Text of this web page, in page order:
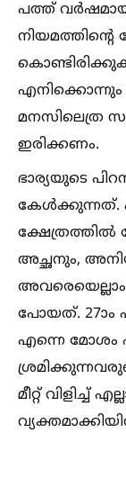
പത്ത്
നിയമത്തിന്റെ
മനസിലെത്ര
ഇരിക്കണം.
ഭാര്യയുടെ
ക്ഷേത്രത്തില്‍
അച്ഛനും,
പോയത്. 27ാം
എന്നെ മോശം
മീറ്റ് വിളിച്ച്‌